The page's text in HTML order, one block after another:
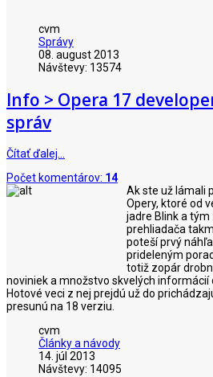
cvm
Správy
08. august 2013
Návštevy: 13574
Info > Opera 17
správ
Čítať ďalej…
Počet komentárov: 14
Ak ste už lámali
Opery, ktoré od
jadre Blink a
prehliadača
poteší prvý
prideleným
totiž zopár
noviniek a množstvo skvelých informácií
Hotové veci z nej prejdú už do
presunú na 18 verziu.
cvm
Články a návody
14. júl 2013
Návštevy: 14095